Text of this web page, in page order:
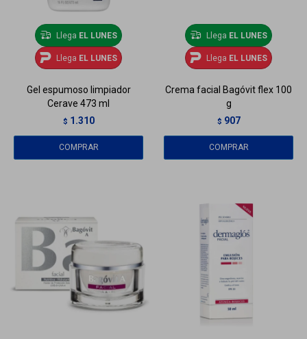
Llega EL LUNES
Llega EL LUNES
Gel espumoso limpiador
Cerave 473 ml
$ 1.310
Llega EL LUNES
Llega EL LUNES
Crema facial Bagóvit flex 100
g
$ 907